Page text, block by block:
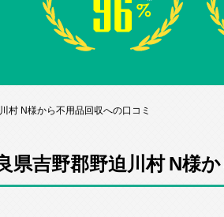
村 N様から不用品回収への口コミ
県吉野郡野迫川村 N様